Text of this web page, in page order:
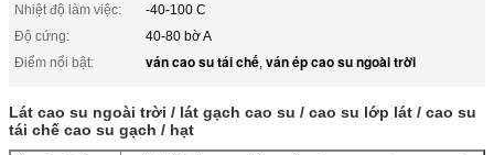
Nhiệt độ làm việc:
-40-100 C
Độ cứng:
40-80 bờ A
Điểm nổi bật:
ván cao su tái chế, ván ép cao su ngoài trời
Lát cao su ngoài trời / lát gạch cao su / cao su lớp lát / cao su
tái chế cao su gạch / hạt